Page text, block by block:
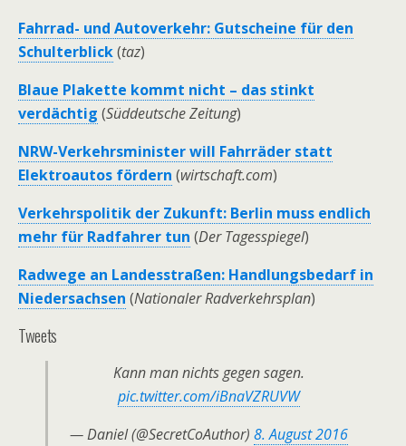
Fahrrad- und Autoverkehr: Gutscheine für den
Schulterblick(taz)
Blaue Plakette kommt nicht – das stinkt
verdächtig (Süddeutsche Zeitung)
NRW-Verkehrsminister will Fahrräder statt
Elektroautos fördern (wirtschaft.com)
Verkehrspolitik der Zukunft: Berlin muss endlich
mehr für Radfahrer tun (Der Tagesspiegel)
Radwege an Landesstraßen: Handlungsbedarf in
Niedersachsen (Nationaler Radverkehrsplan)
Tweets
Kann man nichts gegen sagen.
pic.twitter.com/iBnaVZRUVW
— Daniel (@SecretCoAuthor) 8. August 2016